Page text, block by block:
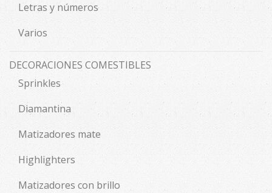
Letras y números
Varios
DECORACIONES COMESTIBLES
Sprinkles
Diamantina
Matizadores mate
Highlighters
Matizadores con brillo